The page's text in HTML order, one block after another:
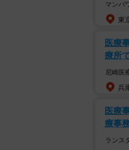
に少し
指名へ
しかし
まずい
は「男
けるな
の新人
とアドバ
そんな
マンパ
東
医療
療所
尼崎医
兵
医療
療事
ランス